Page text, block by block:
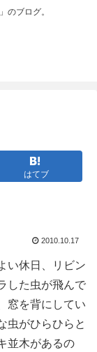
のブログ。
はてブ
2010.10.17
い休日、リビン
した虫が飛んで
窓を背にしてい
虫がひらひらと
並木があるの